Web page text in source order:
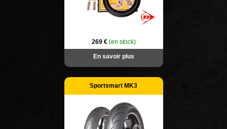
269 € (en stock)
En savoir plus
Sportsmart MK3